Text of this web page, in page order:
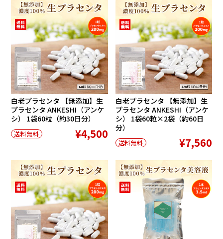
白老プラセンタ 【無添加】生
プラセンタ ANKESHI（アンケ
シ） 1袋60粒（約30日分）
送料無料 ¥4,500
白老プラセンタ 【無添加】生
プラセンタ ANKESHI（アンケ
シ） 1袋60粒×2袋（約60日
分）
送料無料 ¥7,560